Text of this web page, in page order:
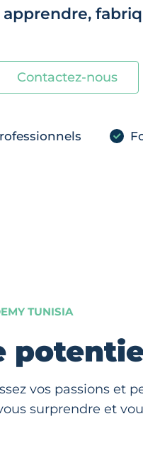
Contactez-nous
TUNISIA
vos passions et
surprendre et